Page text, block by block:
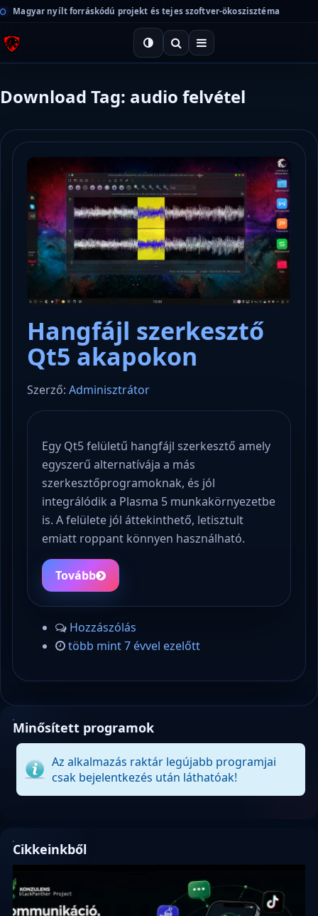
Magyar nyílt forráskódú projekt és tejes szoftver-ökoszisztéma
Download Tag: audio felvétel
Hangfájl szerkesztő
Qt5 akapokon
Szerző: Adminisztrátor
Egy Qt5 felületű hangfájl szerkesztő amely
egyszerű alternatívája a más
szerkesztőprogramoknak, és jól
integrálódik a Plasma 5 munkakörnyezetbe
is. A felülete jól áttekinthető, letisztult
emiatt roppant könnyen használható.
Tovább
Hozzászólás
több mint 7 évvel ezelőtt
Minősített programok
Az alkalmazás raktár legújabb programjai
csak bejelentkezés után láthatóak!
Cikkeinkből